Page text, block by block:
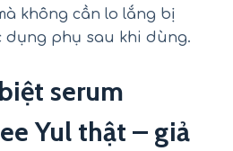
không cần lo lắng bị
dụng phụ sau khi dùng.
serum
Yul thật – giả